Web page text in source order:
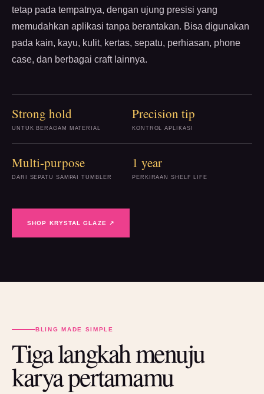
tetap pada tempatnya, dengan ujung presisi yang
memudahkan aplikasi tanpa berantakan. Bisa digunakan
pada kain, kayu, kulit, kertas, sepatu, perhiasan, phone
case, dan berbagai craft lainnya.
Strong hold
UNTUK BERAGAM MATERIAL
Precision tip
KONTROL APLIKASI
Multi-purpose
DARI SEPATU SAMPAI TUMBLER
1 year
PERKIRAAN SHELF LIFE
SHOP KRYSTAL GLAZE ↗
BLING MADE SIMPLE
Tiga langkah menuju
karya pertamamu